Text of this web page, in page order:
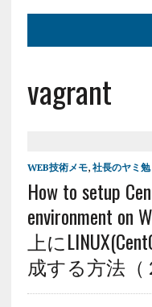
vagrant
WEB技術メモ, 社長のヤミ勉
How to setup
environment on
上に
成する方法（